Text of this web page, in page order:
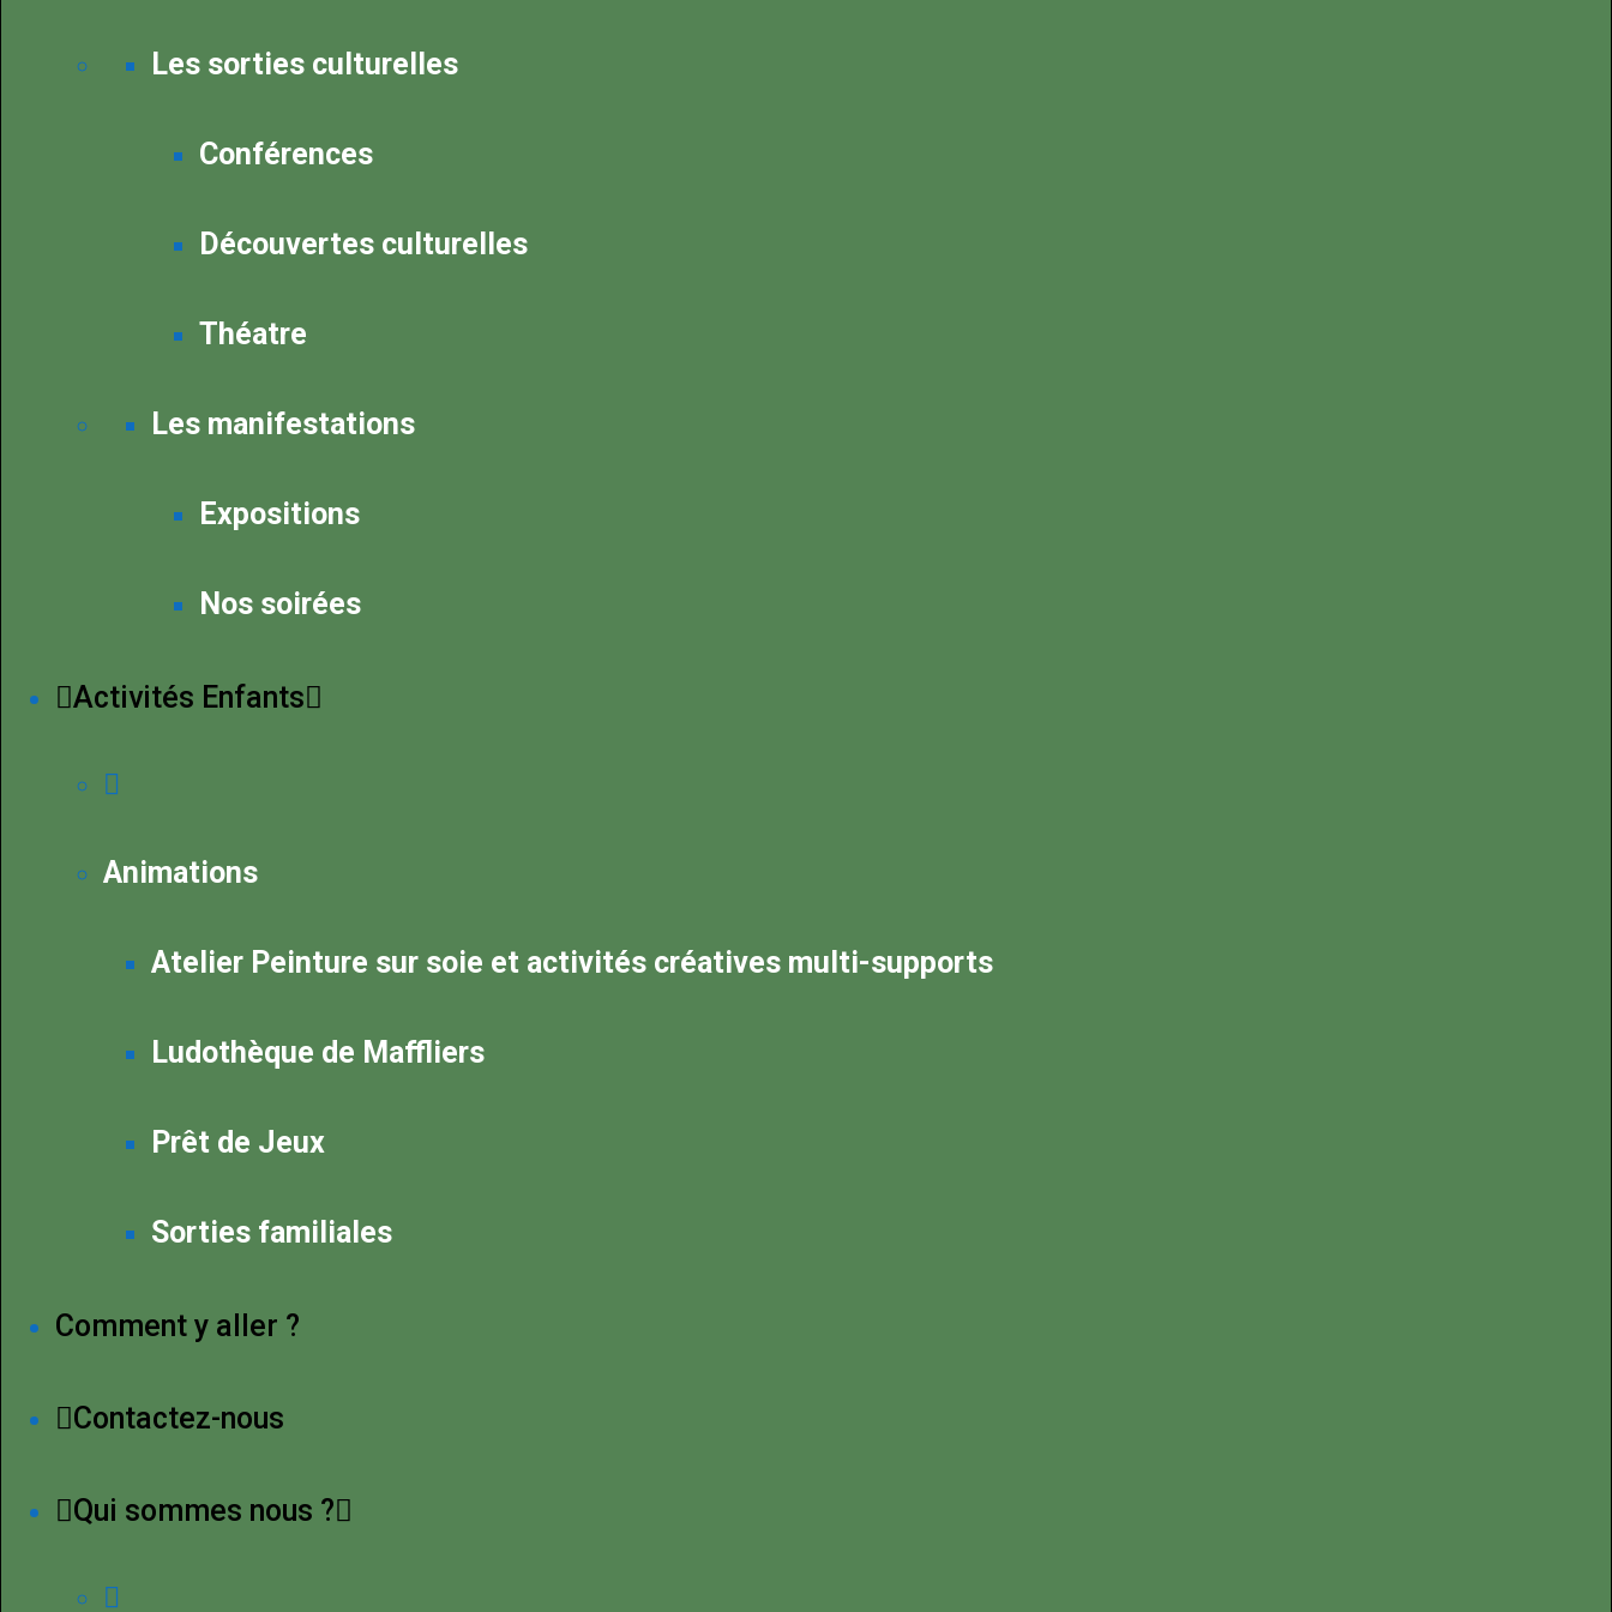
Les sorties culturelles
Conférences
Découvertes culturelles
Théatre
Les manifestations
Expositions
Nos soirées
Activités Enfants
Animations
Atelier Peinture sur soie et activités créatives multi-supports
Ludothèque de Maffliers
Prêt de Jeux
Sorties familiales
Comment y aller ?
Contactez-nous
Qui sommes nous ?